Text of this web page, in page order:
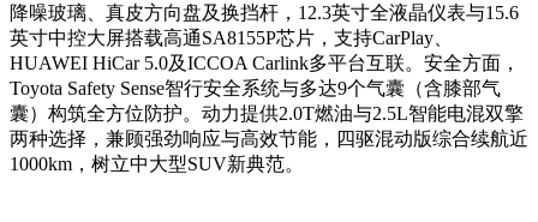
降噪玻璃、真皮方向盘及换挡杆，12.3英寸全液晶仪表与15.6
英寸中控大屏搭载高通SA8155P芯片，支持CarPlay、
HUAWEI HiCar 5.0及ICCOA Carlink多平台互联。安全方面，
Toyota Safety Sense智行安全系统与多达9个气囊（含膝部气
囊）构筑全方位防护。动力提供2.0T燃油与2.5L智能电混双擎
两种选择，兼顾强劲响应与高效节能，四驱混动版综合续航近
1000km，树立中大型SUV新典范。